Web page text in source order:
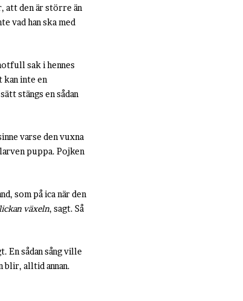
att den är större än
vad han ska med
sak i hennes
kan inte en
stängs en sådan
varse den vuxna
puppa. Pojken
som på ica när den
växeln, sagt. Så
En sådan sång ville
blir, alltid annan.